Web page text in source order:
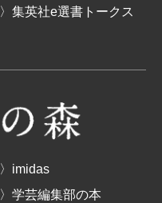
〉集英社e選書トークス
〉imidas
〉学芸編集部の本